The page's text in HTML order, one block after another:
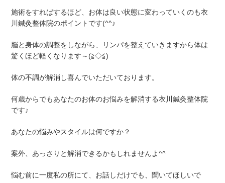
施術をすればするほど、お体は良い状態に変わっていくのも衣
川鍼灸整体院のポイントです(^^♪
脳と身体の調整をしながら、リンパを整えていきますから体は
驚くほど軽くなります～(≧◇≦)
体の不調が解消し喜んでいただいております。
何歳からでもあなたのお体のお悩みを解消する衣川鍼灸整体院
です♪
あなたの悩みやスタイルは何ですか？
案外、あっさりと解消できるかもしれませんよ^^
悩む前に一度私の所にて、お話しだけでも、聞いてほしいで